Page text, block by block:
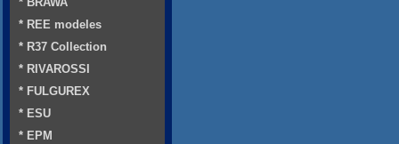
* REE modeles
* R37 Collection
* RIVAROSSI
* FULGUREX
* ESU
* EPM